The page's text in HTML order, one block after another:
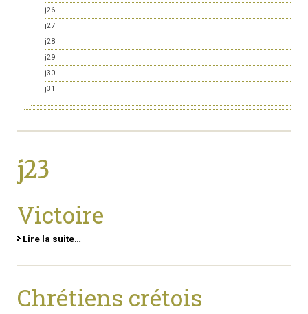
j26
j27
j28
j29
j30
j31
j23
Victoire
Lire la suite…
Chrétiens crétois